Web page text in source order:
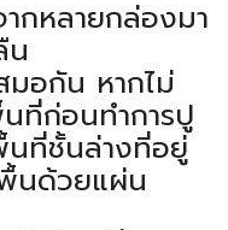
กหลายกล่องมา
น
มอกัน หากไม่
ที่ก่อนทำการปู
นที่ชั้นล่างที่อยู่
นด้วยแผ่น